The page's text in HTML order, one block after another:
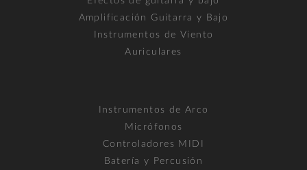
Amplificación Guitarra y Bajo
Instrumentos de Viento
Auriculares
Instrumentos de Arco
Micrófonos
Controladores MIDI
Batería y Percusión